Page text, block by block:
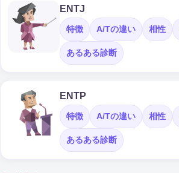
ENTJ
特徴 A/Tの違い 相性
あるある診断
ENTP
特徴 A/Tの違い 相性
あるある診断